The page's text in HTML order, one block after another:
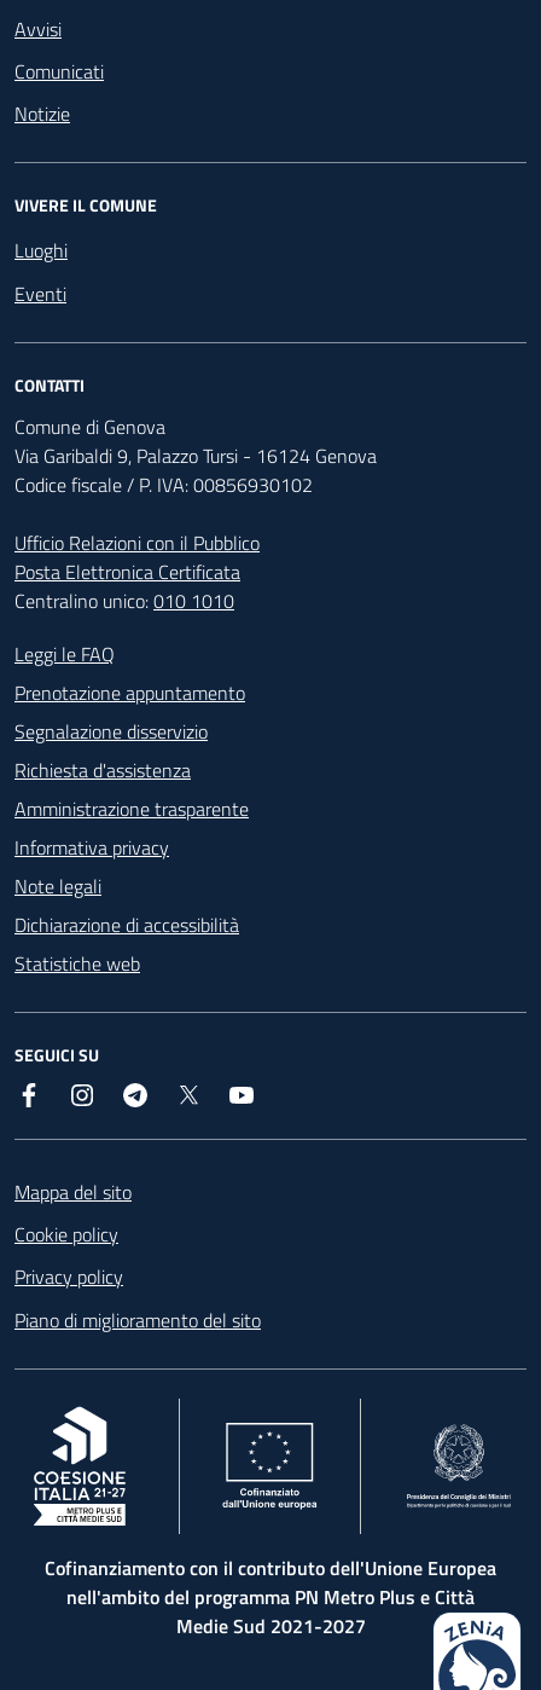
Avvisi
Comunicati
Notizie
VIVERE IL COMUNE
Luoghi
Eventi
CONTATTI
Comune di Genova
Via Garibaldi 9, Palazzo Tursi - 16124 Genova
Codice fiscale / P. IVA: 00856930102
Ufficio Relazioni con il Pubblico
Posta Elettronica Certificata
Centralino unico:010 1010
Footer - Contatti
Leggi le FAQ
Prenotazione appuntamento
Segnalazione disservizio
Richiesta d'assistenza
Amministrazione trasparente
Informativa privacy
Note legali
Dichiarazione di accessibilità
Statistiche web
SEGUICI SU
Facebook InstagramTelegram
Mappa del sito
Cookie policy
Privacy policy
Piano di miglioramento del sito
, apre in una nuova scheda
Cofinanziamento con il contributo dell'Unione Europea
nell'ambito del programma PN Metro Plus e Città
Medie Sud 2021-2027